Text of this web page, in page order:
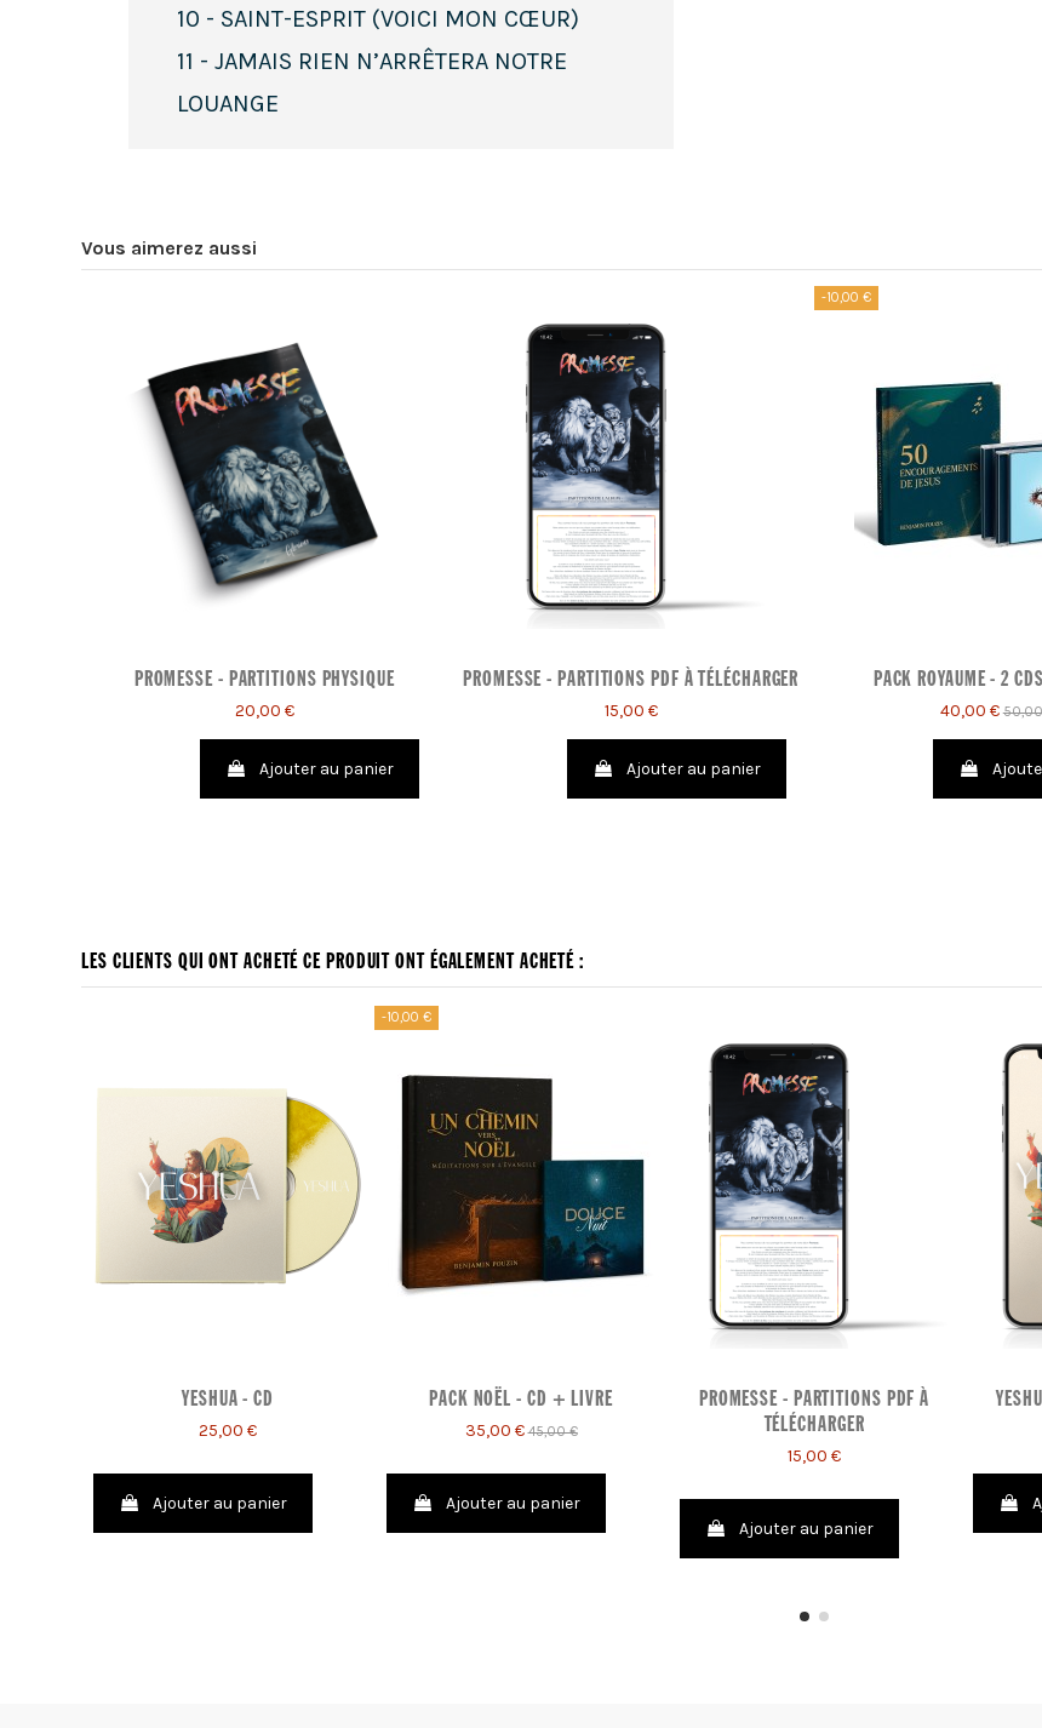
10 - SAINT-ESPRIT (VOICI MON CŒUR)
11 - JAMAIS RIEN N’ARRÊTERA NOTRE
LOUANGE
Vous aimerez aussi
PROMESSE - PARTITIONS PHYSIQUE
20,00 €
Ajouter au panier
PROMESSE - PARTITIONS PDF À TÉLÉCHARGER
15,00 €
Ajouter au panier
-10,00 €
PACK ROYAUME - 2
40,00 €
LES CLIENTS QUI ONT ACHETÉ CE PRODUIT ONT ÉGALEMENT ACHETÉ :
YESHUA - CD
25,00 €
Ajouter au panier
-10,00 €
PACK NOËL - CD + LIVRE
35,00 €45,00 €
Ajouter au panier
PROMESSE - PARTITIONS PDF À
TÉLÉCHARGER
15,00 €
Ajouter au panier